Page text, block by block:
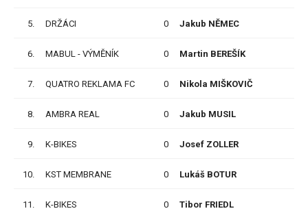
5. DRŽÁCI 0 Jakub NĚMEC
6. MABUL - VÝMĚNÍK 0 Martin BEREŠÍK
7. QUATRO REKLAMA FC 0 Nikola MIŠKOVIČ
8. AMBRA REAL 0 Jakub MUSIL
9. K-BIKES 0 Josef ZOLLER
10. KST MEMBRANE 0 Lukáš BOTUR
11. K-BIKES 0 Tibor FRIEDL